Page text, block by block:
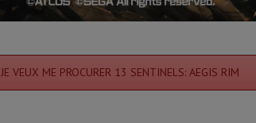
JE VEUX ME PROCURER 13 SENTINELS: AEGIS RIM